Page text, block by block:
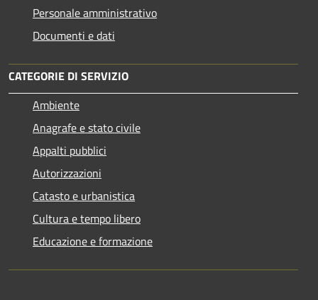
Personale amministrativo
Documenti e dati
CATEGORIE DI SERVIZIO
Ambiente
Anagrafe e stato civile
Appalti pubblici
Autorizzazioni
Catasto e urbanistica
Cultura e tempo libero
Educazione e formazione